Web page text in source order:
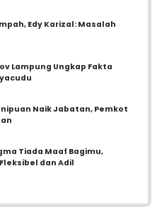
Edy Karizal: Masalah
Lampung Ungkap Fakta
Naik Jabatan, Pemkot
Tiada Maaf Bagimu,
dan Adil